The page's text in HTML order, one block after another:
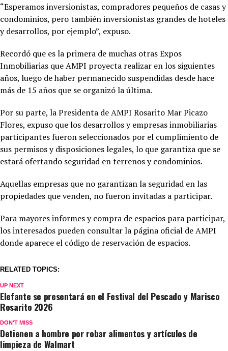
“Esperamos inversionistas, compradores pequeños de casas y
condominios, pero también inversionistas grandes de hoteles
y desarrollos, por ejemplo”, expuso.
Recordó que es la primera de muchas otras Expos
Inmobiliarias que AMPI proyecta realizar en los siguientes
años, luego de haber permanecido suspendidas desde hace
más de 15 años que se organizó la última.
Por su parte, la Presidenta de AMPI Rosarito Mar Picazo
Flores, expuso que los desarrollos y empresas inmobiliarias
participantes fueron seleccionados por el cumplimiento de
sus permisos y disposiciones legales, lo que garantiza que se
estará ofertando seguridad en terrenos y condominios.
Aquellas empresas que no garantizan la seguridad en las
propiedades que venden, no fueron invitadas a participar.
Para mayores informes y compra de espacios para participar,
los interesados pueden consultar la página oficial de AMPI
donde aparece el código de reservación de espacios.
RELATED TOPICS:
UP NEXT
Elefante se presentará en el Festival del Pescado y Marisco
Rosarito 2026
DON'T MISS
Detienen a hombre por robar alimentos y artículos de
limpieza de Walmart